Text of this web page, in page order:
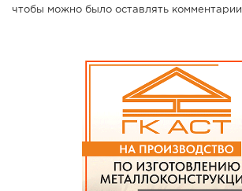
чтобы можно было оставлять комментарии